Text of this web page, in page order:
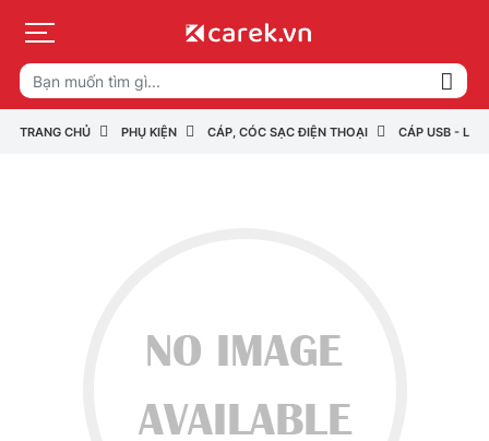
TRANG CHỦ PHỤ KIỆN CÁP, CÓC SẠC ĐIỆN THOẠI CÁP USB -